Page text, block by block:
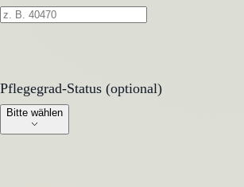
Pflegegrad-Status (optional)
Pflegegrad-Status (optional)
Bitte wählen